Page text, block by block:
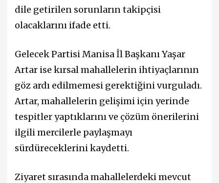
dile getirilen sorunların takipçisi
olacaklarını ifade etti.
Gelecek Partisi Manisa İl Başkanı Yaşar
Artar ise kırsal mahallelerin ihtiyaçlarının
göz ardı edilmemesi gerektiğini vurguladı.
Artar, mahallelerin gelişimi için yerinde
tespitler yaptıklarını ve çözüm önerilerini
ilgili mercilerle paylaşmayı
sürdüreceklerini kaydetti.
Ziyaret sırasında mahallelerdeki mevcut